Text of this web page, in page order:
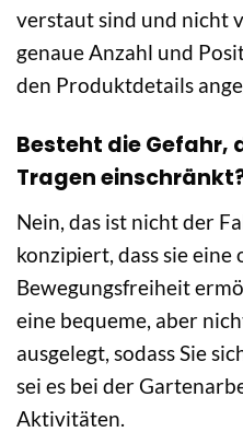
verstaut sind und nicht
genaue Anzahl und
den Produktdetails
Besteht die Gefahr,
Tragen
Nein, das ist nicht der
konzipiert, dass sie eine
Bewegungsfreiheit
eine bequeme, aber
ausgelegt, sodass Sie
sei es bei der
Aktivitäten.